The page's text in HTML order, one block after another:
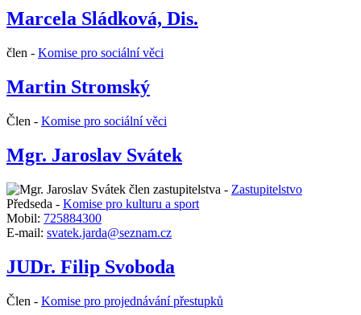
Marcela Sládková, Dis.
člen - Komise pro sociální věci
Martin Stromský
Člen - Komise pro sociální věci
Mgr. Jaroslav Svátek
člen zastupitelstva - Zastupitelstvo
Předseda - Komise pro kulturu a sport
Mobil: 725884300
E-mail: svatek.jarda@seznam.cz
JUDr. Filip Svoboda
Člen - Komise pro projednávání přestupků